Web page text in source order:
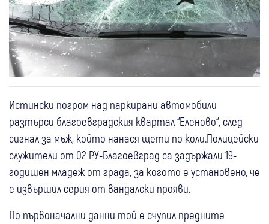
Истински погром над паркирани автомобили
разтърси благоевградския квартал “Еленово“, след
сигнал за мъж, който нанася щети по коли.Полицейски
служители от 02 РУ-Благоевград са задържали 19-
годишен младеж от града, за когото е установено, че
е извършил серия от вандалски прояви.
По първоначални данни той е счупил предните